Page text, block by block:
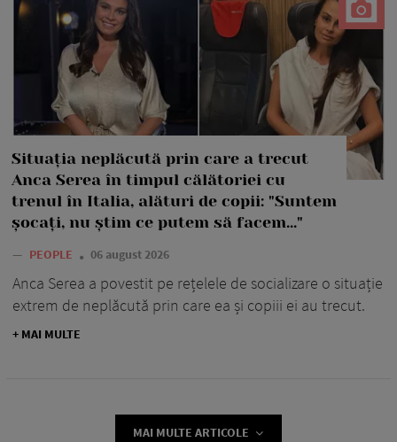
Situația neplăcută prin care a trecut
Anca Serea în timpul călătoriei cu
trenul în Italia, alături de copii: "Suntem
șocați, nu știm ce putem să facem..."
— PEOPLE 06 august 2026
Anca Serea a povestit pe rețelele de socializare o situație
extrem de neplăcută prin care ea și copiii ei au trecut.
+ MAI MULTE
MAI MULTE ARTICOLE